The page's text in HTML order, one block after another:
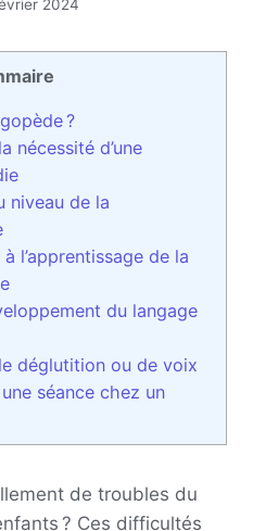
2024
?
nécessité d’une
niveau de la
l’apprentissage de la
du langage
déglutition ou de voix
séance chez un
de troubles du
? Ces difficultés